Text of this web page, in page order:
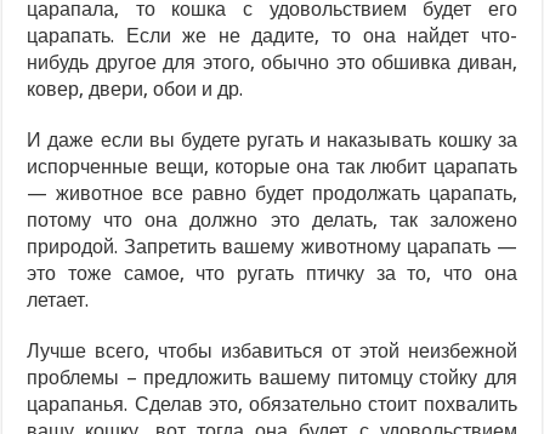
царапала, то кошка с удовольствием будет его
царапать. Если же не дадите, то она найдет что-
нибудь другое для этого, обычно это обшивка диван,
ковер, двери, обои и др.
И даже если вы будете ругать и наказывать кошку за
испорченные вещи, которые она так любит царапать
— животное все равно будет продолжать царапать,
потому что она должно это делать, так заложено
природой. Запретить вашему животному царапать —
это тоже самое, что ругать птичку за то, что она
летает.
Лучше всего, чтобы избавиться от этой неизбежной
проблемы – предложить вашему питомцу стойку для
царапанья. Сделав это, обязательно стоит похвалить